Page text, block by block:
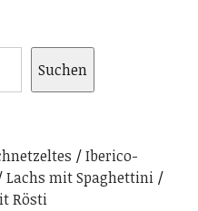
Suchen
Iberico-
Lachs mit Spaghettini
Rösti